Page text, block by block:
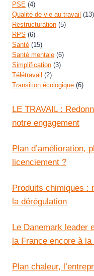
PSE (4)
Qualité de vie au travail (13)
Restructuration (5)
RPS (6)
Santé (15)
Santé mentale (6)
Simplification (3)
Télétravail (2)
Transition écologique (6)
LE TRAVAIL :
notre engagement
Plan d’amélioration,
licenciement ?
Produits chimiques :
la dérégulation
Le Danemark leader
la France encore à
Plan chaleur,